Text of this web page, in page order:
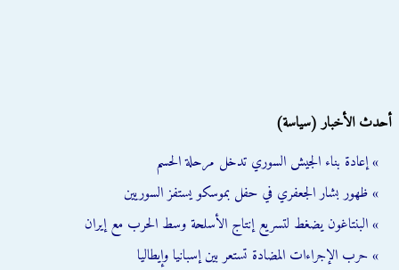
أحدث الأخبار (سياسة)
» إعادة بناء الجيش السوري تدخل مرحلة الحسم
» ظهور بشار الجعفري في حفل بموسكو يستفز السوريين
» البنتاغون يضغط لتسريع إنتاج الأسلحة وسط الحرب مع إيران
» حرب الإجراءات المضادة تستعر بين إسبانيا وإيطاليا